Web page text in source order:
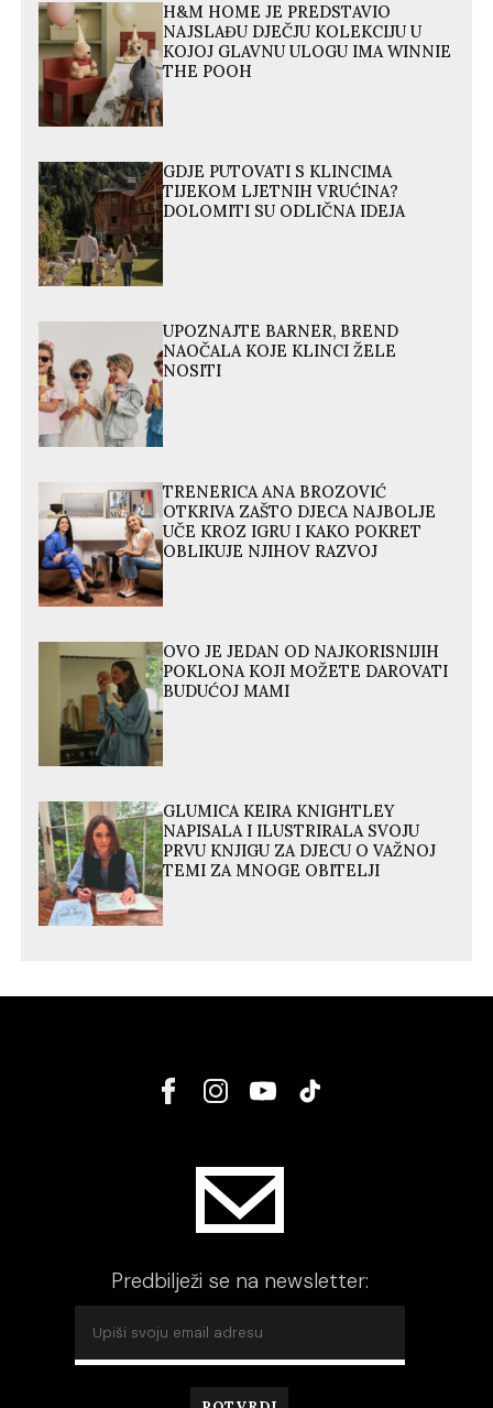
H&M HOME JE PREDSTAVIO
NAJSLAĐU DJEČJU KOLEKCIJU U
KOJOJ GLAVNU ULOGU IMA WINNIE
THE POOH
GDJE PUTOVATI S KLINCIMA
TIJEKOM LJETNIH VRUĆINA?
DOLOMITI SU ODLIČNA IDEJA
UPOZNAJTE BARNER, BREND
NAOČALA KOJE KLINCI ŽELE
NOSITI
TRENERICA ANA BROZOVIĆ
OTKRIVA ZAŠTO DJECA NAJBOLJE
UČE KROZ IGRU I KAKO POKRET
OBLIKUJE NJIHOV RAZVOJ
OVO JE JEDAN OD NAJKORISNIJIH
POKLONA KOJI MOŽETE DAROVATI
BUDUĆOJ MAMI
GLUMICA KEIRA KNIGHTLEY
NAPISALA I ILUSTRIRALA SVOJU
PRVU KNJIGU ZA DJECU O VAŽNOJ
TEMI ZA MNOGE OBITELJI
Predbilježi se na newsletter: